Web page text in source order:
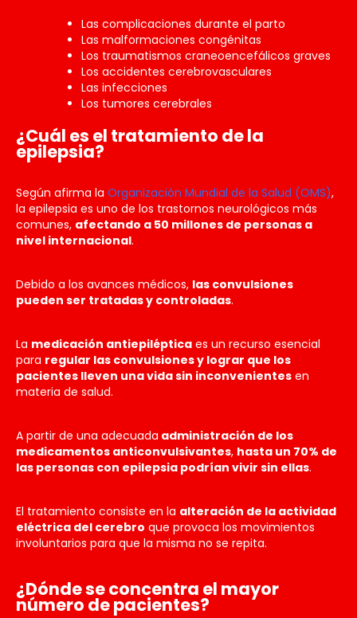
Las complicaciones durante el parto
Las malformaciones congénitas
Los traumatismos craneoencefálicos graves
Los accidentes cerebrovasculares
Las infecciones
Los tumores cerebrales
¿Cuál es el tratamiento de la
epilepsia?
Según afirma la Organización Mundial de la Salud (OMS),
la epilepsia es uno de los trastornos neurológicos más
comunes, afectando a 50 millones de personas a
nivel internacional.
Debido a los avances médicos, las convulsiones
pueden ser tratadas y controladas.
La medicación antiepiléptica es un recurso esencial
para regular las convulsiones y lograr que los
pacientes lleven una vida sin inconvenientes en
materia de salud.
A partir de una adecuada administración de los
medicamentos anticonvulsivantes, hasta un 70% de
las personas con epilepsia podrían vivir sin ellas.
El tratamiento consiste en la alteración de la actividad
eléctrica del cerebro que provoca los movimientos
involuntarios para que la misma no se repita.
¿Dónde se concentra el mayor
número de pacientes?